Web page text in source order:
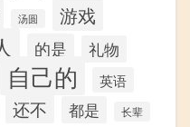
汤圆 游戏
的是 礼物
自己的 英语
还不 都是 长辈